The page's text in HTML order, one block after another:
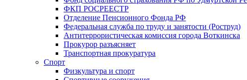
ФКП РОСРЕЕСТР
Отделение Пенсионного Фонда РФ
Федеральная служба по труду и занятости (Роструд)
Антитеррористическая комиссия города Воткинска
Прокурор разъясняет
Транспортная прокуратура
Спорт
Физкультура и спорт